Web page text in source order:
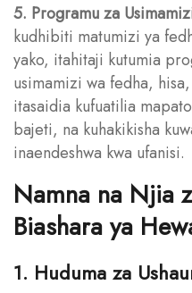
5. Programu za
kudhibiti matumizi ya
yako, itahitaji kutumia
usimamizi wa fedha,
itasaidia kufuatilia
bajeti, na kuhakikisha
inaendeshwa kwa ufanisi.
Namna na Njia
Biashara ya
1. Huduma za